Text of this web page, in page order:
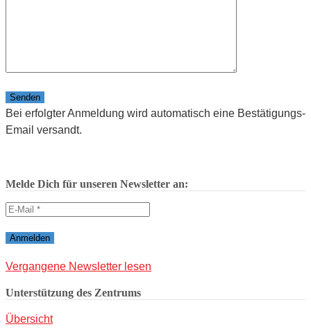
Bitte lasse dieses Feld leer.
Bei erfolgter Anmeldung wird automatisch eine Bestätigungs-
Email versandt.
Melde Dich für unseren Newsletter an:
Vergangene Newsletter lesen
Unterstützung des Zentrums
Übersicht